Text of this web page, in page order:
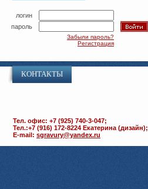
логин
пароль
Забыли пароль?
Регистрация
КОНТАКТЫ
Тел. офис: +7 (925) 740-3-047;
Тел.:+7 (916) 172-8224 Екатерина (дизайн);
E-mail: sgravury@yandex.ru